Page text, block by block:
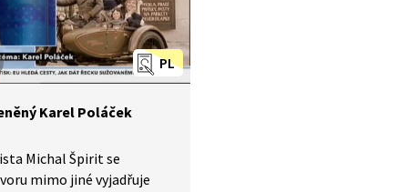
prvky
komedií můžete
PL
Karel Poláček
Michal Špirit se
mimo jiné vyjadřuje